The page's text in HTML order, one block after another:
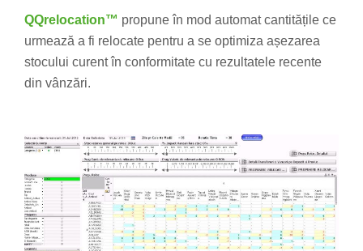
QQrelocation™ propune în mod automat cantitățile ce
urmează a fi relocate pentru a se optimiza așezarea
stocului curent în conformitate cu rezultatele recente
din vânzări.